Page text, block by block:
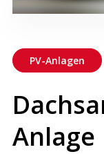
PV-Anlagen
Anlage